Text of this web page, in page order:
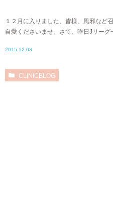
１２月に入りました、皆様、風邪など
自愛くださいませ。さて、昨日Jリー
2015.12.03
CLINICBLOG